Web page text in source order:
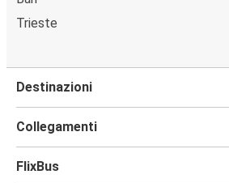
Trieste
Destinazioni
Collegamenti
FlixBus